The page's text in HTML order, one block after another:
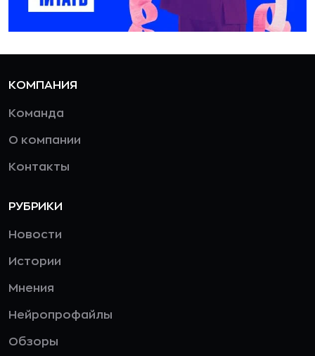
КОМПАНИЯ
Команда
О компании
Контакты
РУБРИКИ
Новости
Истории
Мнения
Нейропрофайлы
Обзоры